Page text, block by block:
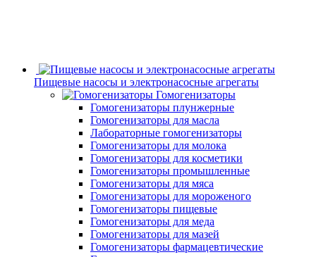
Пищевые насосы и электронасосные агрегаты
Гомогенизаторы
Гомогенизаторы плунжерные
Гомогенизаторы для масла
Лабораторные гомогенизаторы
Гомогенизаторы для молока
Гомогенизаторы для косметики
Гомогенизаторы промышленные
Гомогенизаторы для мяса
Гомогенизаторы для мороженого
Гомогенизаторы пищевые
Гомогенизаторы для меда
Гомогенизаторы для мазей
Гомогенизаторы фармацевтические